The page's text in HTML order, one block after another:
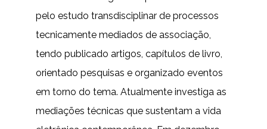
pelo estudo transdisciplinar de processos
tecnicamente mediados de associação,
tendo publicado artigos, capítulos de livro,
orientado pesquisas e organizado eventos
em torno do tema. Atualmente investiga as
mediações técnicas que sustentam a vida